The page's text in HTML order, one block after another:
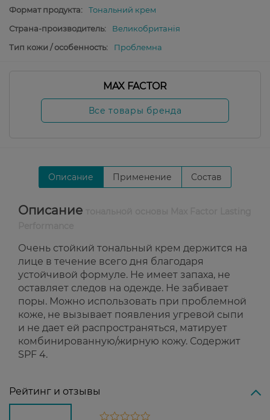
Формат продукта:
Тональний крем
Страна-производитель:
Великобританія
Тип кожи / особенность:
Проблемна
MAX FACTOR
Все товары бренда
Описание Применение Состав
Описание
Очень стойкий тональный крем держится на
лице в течение всего дня благодаря
устойчивой формуле. Не имеет запаха, не
оставляет следов на одежде. Не забивает
поры. Можно использовать при проблемной
коже, не вызывает появления угревой сыпи
и не дает ей распространяться, матирует
комбинированную/жирную кожу. Содержит
SPF 4.
Рейтинг и отзывы